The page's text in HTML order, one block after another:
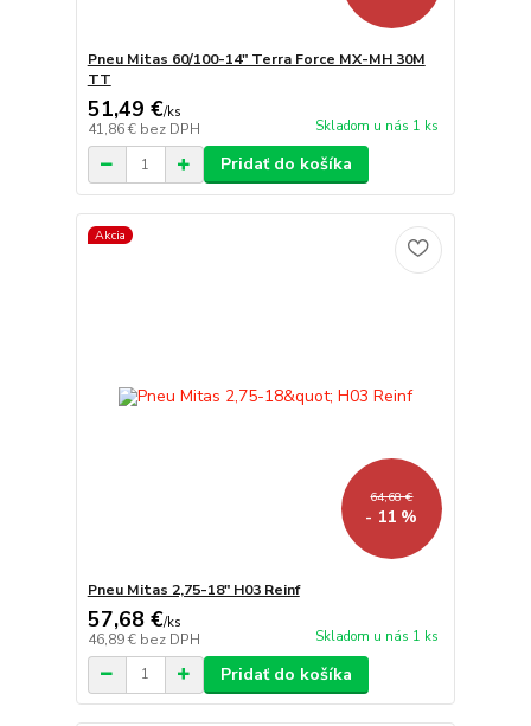
Pneu Mitas 60/100-14" Terra Force MX-MH 30M
TT
51,49 €/ks
41,86 € bez DPH Skladom u nás 1 ks
Pridať do košíka
Akcia
64,68 €
- 11 %
Pneu Mitas 2,75-18" H03 Reinf
57,68 €/ks
46,89 € bez DPH Skladom u nás 1 ks
Pridať do košíka